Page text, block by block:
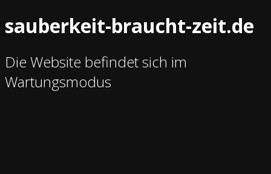
sauberkeit-braucht-zeit.de
Die Website befindet sich im
Wartungsmodus